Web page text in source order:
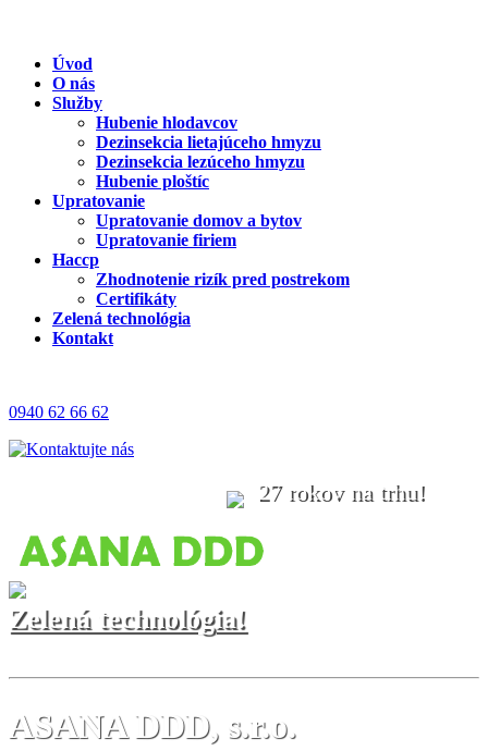
Úvod
O nás
Služby
Hubenie hlodavcov
Dezinsekcia lietajúceho hmyzu
Dezinsekcia lezúceho hmyzu
Hubenie ploštíc
Upratovanie
Upratovanie domov a bytov
Upratovanie firiem
Haccp
Zhodnotenie rizík pred postrekom
Certifikáty
Zelená technológia
Kontakt
0940 62 66 62
27 rokov na trhu!
Zelená technológia!
ASANA DDD, s.r.o.